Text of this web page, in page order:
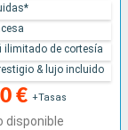
€ +Tasas
disponible
ilimitado de cortesía
& lujo incluido